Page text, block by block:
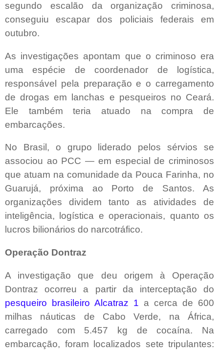
segundo escalão da organização criminosa,
conseguiu escapar dos policiais federais em
outubro.
As investigações apontam que o criminoso era
uma espécie de coordenador de logística,
responsável pela preparação e o carregamento
de drogas em lanchas e pesqueiros no Ceará.
Ele também teria atuado na compra de
embarcações.
No Brasil, o grupo liderado pelos sérvios se
associou ao PCC — em especial de criminosos
que atuam na comunidade da Pouca Farinha, no
Guarujá, próxima ao Porto de Santos. As
organizações dividem tanto as atividades de
inteligência, logística e operacionais, quanto os
lucros bilionários do narcotráfico.
Operação Dontraz
A investigação que deu origem à Operação
Dontraz ocorreu a partir da interceptação do
pesqueiro brasileiro Alcatraz 1 a cerca de 600
milhas náuticas de Cabo Verde, na África,
carregado com 5.457 kg de cocaína. Na
embarcação, foram localizados sete tripulantes: